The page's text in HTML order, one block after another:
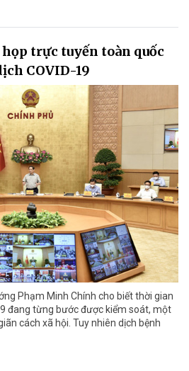
trực tuyến toàn quốc
COVID-19
Phạm Minh Chính cho biết thời gian
đang từng bước được kiểm soát, một
cách xã hội. Tuy nhiên dịch bệnh